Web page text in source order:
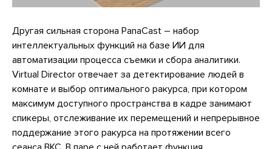
Другая сильная сторона PanaCast – набор
интеллектуальных функций на базе ИИ для
автоматизации процесса съемки и сбора аналитики.
Virtual Director отвечает за детектирование людей в
комнате и выбор оптимального ракурса, при котором
максимум доступного пространства в кадре занимают
спикеры, отслеживание их перемещений и непрерывное
поддержание этого ракурса на протяжении всего